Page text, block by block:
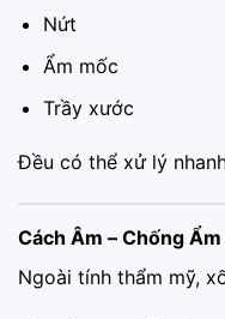
Nứt
Ẩm mốc
Trầy xước
Đều có thể xử lý
Cách Âm – Chống Ẩm
Ngoài tính thẩm mỹ,